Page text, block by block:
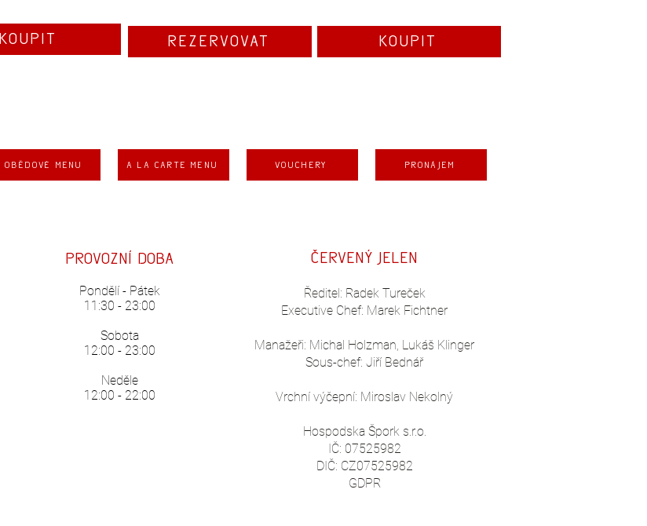
KOUPIT REZERVOVAT KOUPIT
Obědové menu A la carte menu Vouchery Pronájem
Provozní doba
Pondělí - Pátek
11:30 - 23:00
Sobota
12:00 - 23:00
Neděle
12:00 - 22:00
Červený Jelen
Ředitel: Radek Tureček
Executive Chef: Marek Fichtner
Manažeři: Michal Holzman, Lukáš Klinger
Sous-chef: Jiří Bednář
Vrchní výčepní: Miroslav Nekolný
Hospodska Špork s.r.o.
IČ: 07525982
DIČ: CZ07525982
GDPR